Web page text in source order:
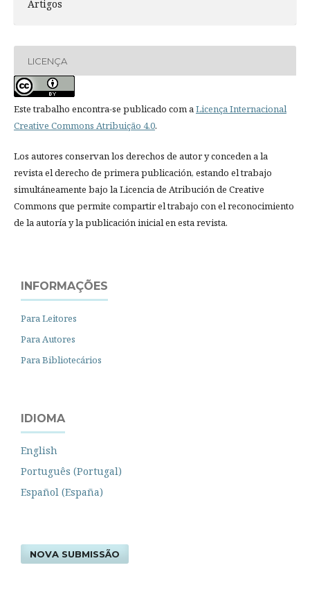
Artigos
LICENÇA
Este trabalho encontra-se publicado com aLicença Internacional
Creative Commons Atribuição 4.0.
Los autores conservan los derechos de autor y conceden a la
revista el derecho de primera publicación, estando el trabajo
simultáneamente bajo la Licencia de Atribución de Creative
Commons que permite compartir el trabajo con el reconocimiento
de la autoría y la publicación inicial en esta revista.
INFORMAÇÕES
Para Leitores
Para Autores
Para Bibliotecários
IDIOMA
English
Português (Portugal)
Español (España)
NOVA SUBMISSÃO